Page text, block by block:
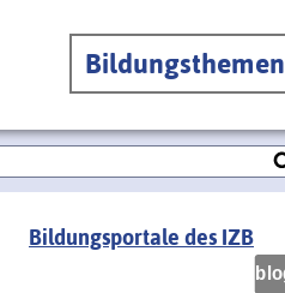
Bildungsthemen
Bildungsportale des IZB